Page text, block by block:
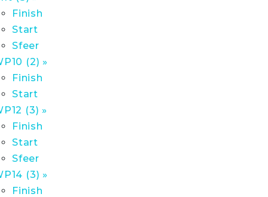
Finish
Start
Sfeer
(2) »
Finish
Start
(3) »
Finish
Start
Sfeer
(3) »
Finish